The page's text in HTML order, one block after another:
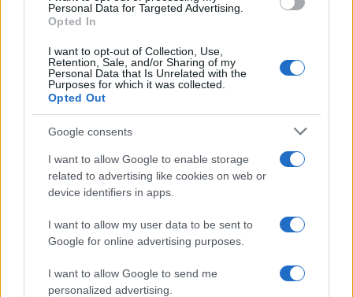
Personal Data for Targeted Advertising.
Opted In
I want to opt-out of Collection, Use,
Retention, Sale, and/or Sharing of my
Personal Data that Is Unrelated with the
Purposes for which it was collected.
Opted Out
Google consents
I want to allow Google to enable storage
related to advertising like cookies on web or
device identifiers in apps.
I want to allow my user data to be sent to
Google for online advertising purposes.
I want to allow Google to send me
personalized advertising.
Francesca Lombardi, fiorentina, prese appunti
tecnici dal primo box di un circuito toscano e
redazione sostiene un approccio metodico
alle prove su pista, cura il format 'tecnica e
cronaca' e conserva i fogli di appunti del
debutto tecnico in autodromo.